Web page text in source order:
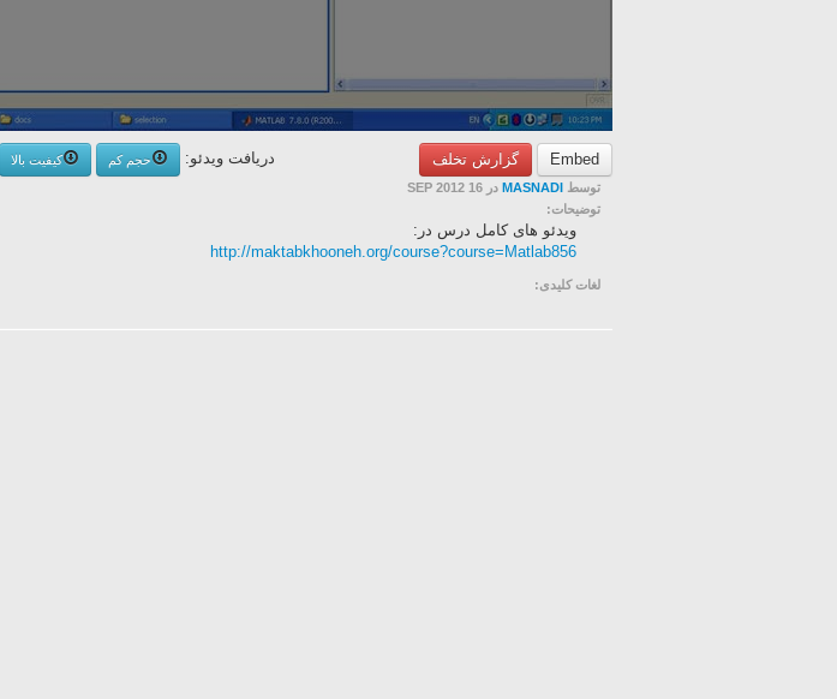
Embed گزارش تخلف دریافت ویدئو: حجم کم
کیفیت بالا
توسط MASNADI در 16 SEP 2012
توضیحات:
ویدئو های کامل درس در:
http://maktabkhooneh.org/course?course=Matlab856
لغات کلیدی: